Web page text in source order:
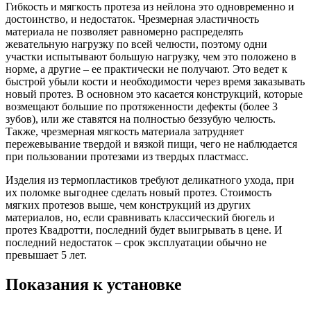
Гибкость и мягкость протеза из нейлона это одновременно и
достоинство, и недостаток. Чрезмерная эластичность
материала не позволяет равномерно распределять
жевательную нагрузку по всей челюсти, поэтому одни
участки испытывают большую нагрузку, чем это положено в
норме, а другие – ее практически не получают. Это ведет к
быстрой убыли кости и необходимости через время заказывать
новый протез. В основном это касается конструкций, которые
возмещают большие по протяженности дефекты (более 3
зубов), или же ставятся на полностью беззубую челюсть.
Также, чрезмерная мягкость материала затрудняет
пережевывание твердой и вязкой пищи, чего не наблюдается
при пользовании протезами из твердых пластмасс.
Изделия из термопластиков требуют деликатного ухода, при
их поломке выгоднее сделать новый протез. Стоимость
мягких протезов выше, чем конструкций из других
материалов, но, если сравнивать классический бюгель и
протез Квадротти, последний будет выигрывать в цене. И
последний недостаток – срок эксплуатации обычно не
превышает 5 лет.
Показания к установке